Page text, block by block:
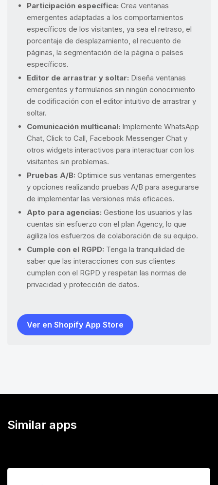
Participación específica: Crea ventanas
emergentes adaptadas a los comportamientos
específicos de los visitantes, ya sea el retraso, el
porcentaje de desplazamiento, el recuento de
páginas, la segmentación de la página o países
específicos.
Editor de arrastrar y soltar: Diseña ventanas
emergentes y formularios sin ningún conocimiento
de codificación con el editor intuitivo de arrastrar y
soltar.
Comunicación multicanal: Implemente WhatsApp
Chat, Click to Call, Facebook Messenger Chat y
otros widgets interactivos para interactuar con los
visitantes sin problemas.
Pruebas A/B: Optimice sus ventanas emergentes
y opciones realizando pruebas A/B para asegurarse
de implementar las versiones más eficaces.
Apto para agencias: Gestione los usuarios y las
cuentas sin esfuerzo con el plan Agency, lo que
agiliza los esfuerzos de colaboración de su equipo.
Cumple con el RGPD: Tenga la tranquilidad de
saber que las interacciones con sus clientes
cumplen con el RGPD y respetan las normas de
privacidad y protección de datos.
Ver en Shopify App Store
Similar apps